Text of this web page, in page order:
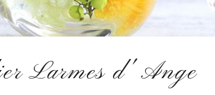
Larmes d' Ange